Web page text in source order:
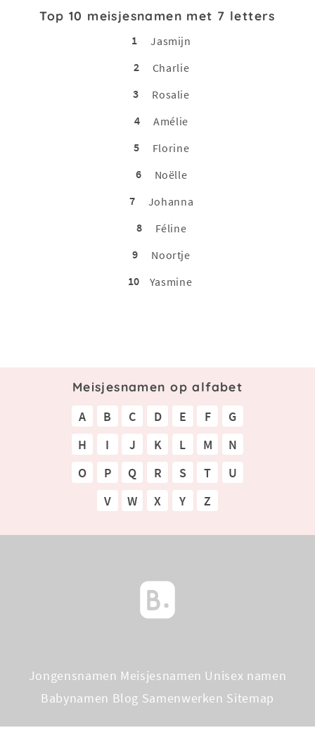
Top 10 meisjesnamen met 7 letters
1
Jasmijn
2
Charlie
3
Rosalie
4
Amélie
5
Florine
6
Noëlle
7
Johanna
8
Féline
9
Noortje
10
Yasmine
Meisjesnamen op alfabet
A B C D E F
G
H
I J K L M
N
O
P Q R S T
U
V
W X Y Z
Jongensnamen Meisjesnamen Unisex namen
Babynamen Blog Samenwerken Sitemap